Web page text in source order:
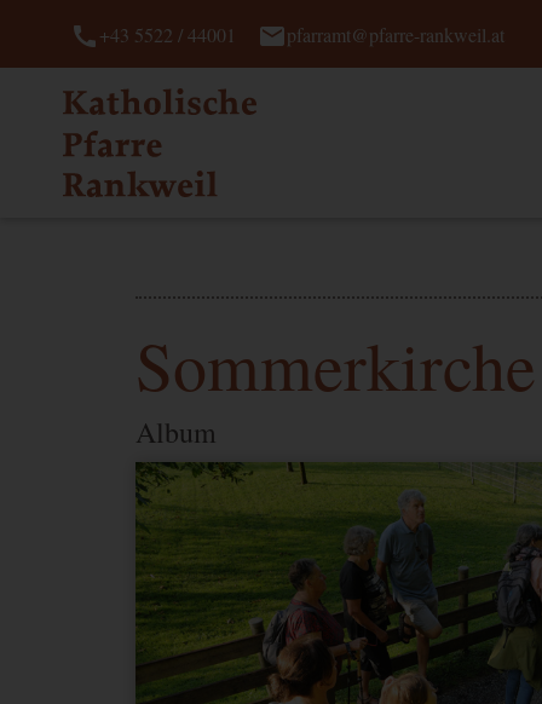
call+43 5522 / 44001 mailpfarramt@pfarre-rankweil.at
Album